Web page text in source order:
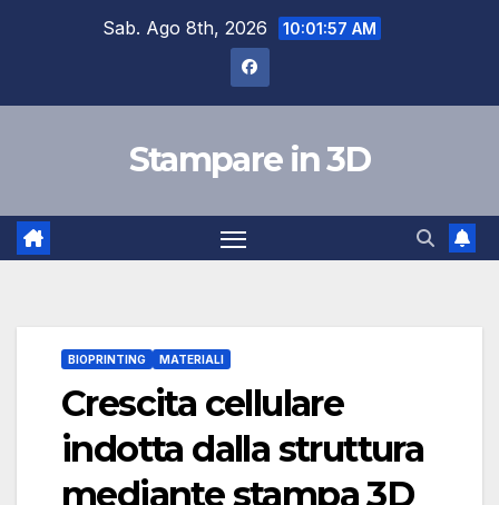
Sab. Ago 8th, 2026 10:01:58 AM
Stampare in 3D
BIOPRINTING MATERIALI
Crescita cellulare
indotta dalla struttura
mediante stampa 3D